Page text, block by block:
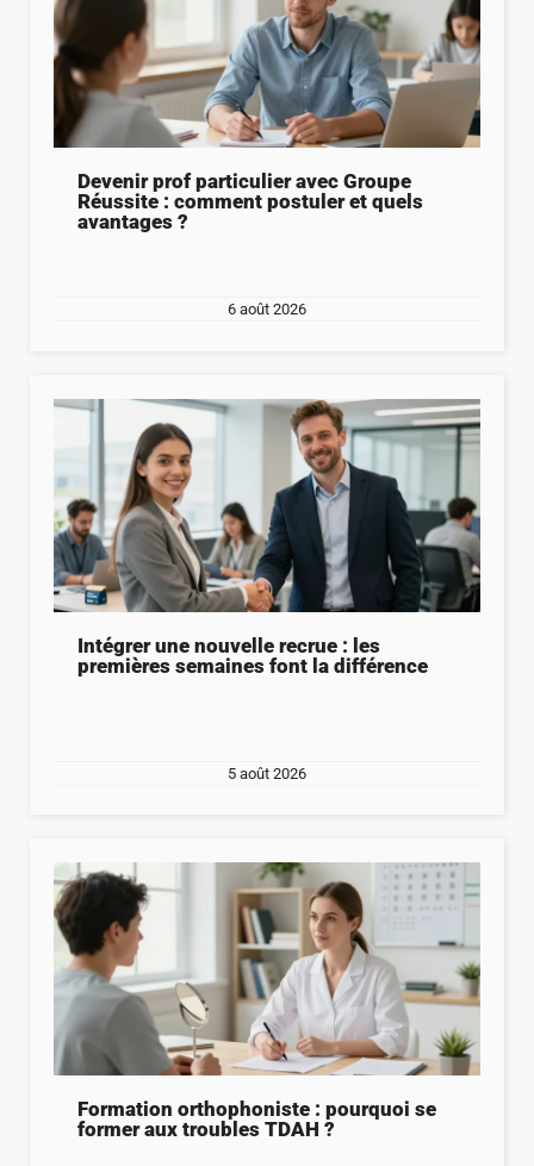
Devenir prof particulier avec Groupe
Réussite : comment postuler et quels
avantages ?
6 août 2026
Intégrer une nouvelle recrue : les
premières semaines font la différence
5 août 2026
Formation orthophoniste : pourquoi se
former aux troubles TDAH ?